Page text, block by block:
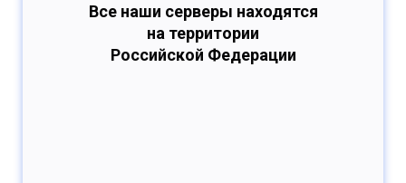
Все наши серверы находятся
на территории
Российской Федерации